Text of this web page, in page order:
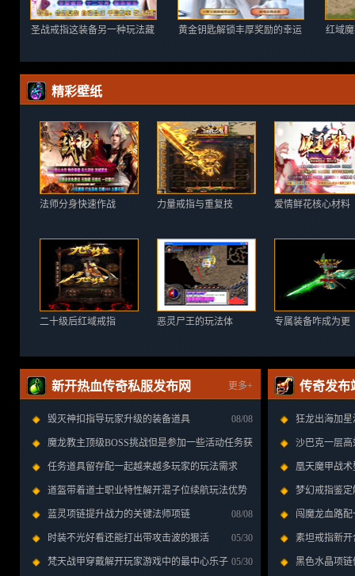
圣战戒指这装备另一种玩法藏 黄金钥匙解锁丰厚奖励的幸运 红域
精彩壁纸
法师分身快速作战 力量戒指与重复技 爱情鲜花核心材料
二十级后红域戒指 恶灵尸王的玩法体 专属装备咋成为更
新开热血传奇私服发布网 更多+
毁灭神扣指导玩家升级的装备道具 08/08
魔龙教主顶级BOSS挑战但是参加一些活动任务获
得的奖励肯定不一样 08/08
任务道具留存配一起越来越多玩家的玩法需求
08/08
道盔带着道士职业特性解开混子位续航玩法优势
08/08
蓝灵项链提升战力的关键法师项链 08/08
时装不光好看还能打出带攻击波的狠活 05/30
梵天战甲穿戴解开玩家游戏中的最中心乐子 05/30
传奇发布
狂龙出海加
沙巴克一层
凰天魔甲战
到人们的需求
梦幻戒指鉴
闯魔龙血路
素坦戒指新
的顶用得很装
黑色水晶项